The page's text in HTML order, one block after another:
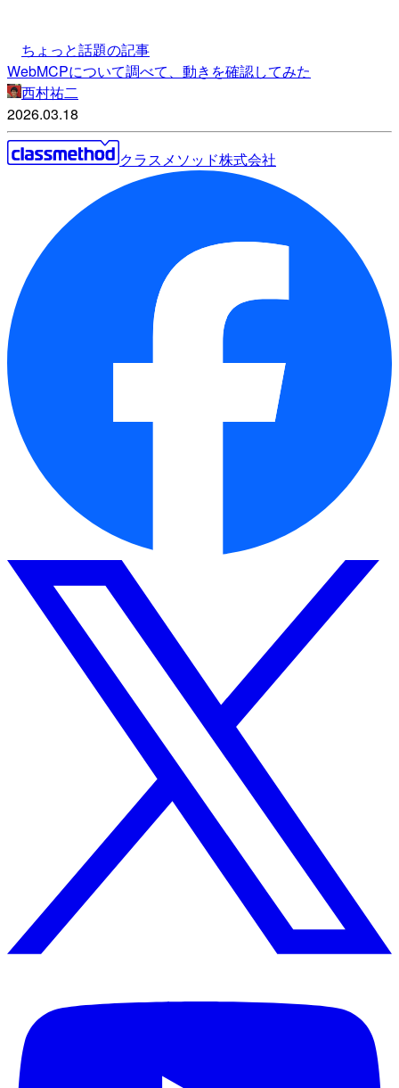
ちょっと話題の記事
WebMCPについて調べて、動きを確認してみた
西村祐二
2026.03.18
クラスメソッド株式会社